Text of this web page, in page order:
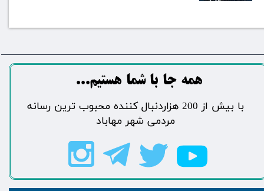
​​​همه جا با شما هستیم...​​​​​​​​​​​​​​
​با بیش از 200 هزاردنبال کننده محبوب ترین رسانه
مردمی شهر مهاباد​​​​​​​​​​​​​​